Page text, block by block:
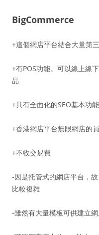
BigCommerce
+這個網店平台結合大量第
+有POS功能。可以線上線
品
+具有全面化的SEO基本功能
+香港網店平台無限網店的
+不收交易費
-因是托管式的網店平台，
比較複雜
-雖然有大量模板可供建立